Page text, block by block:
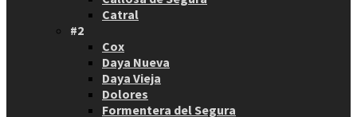
Catral
#2
Cox
Daya Nueva
Daya Vieja
Dolores
Formentera del Segura